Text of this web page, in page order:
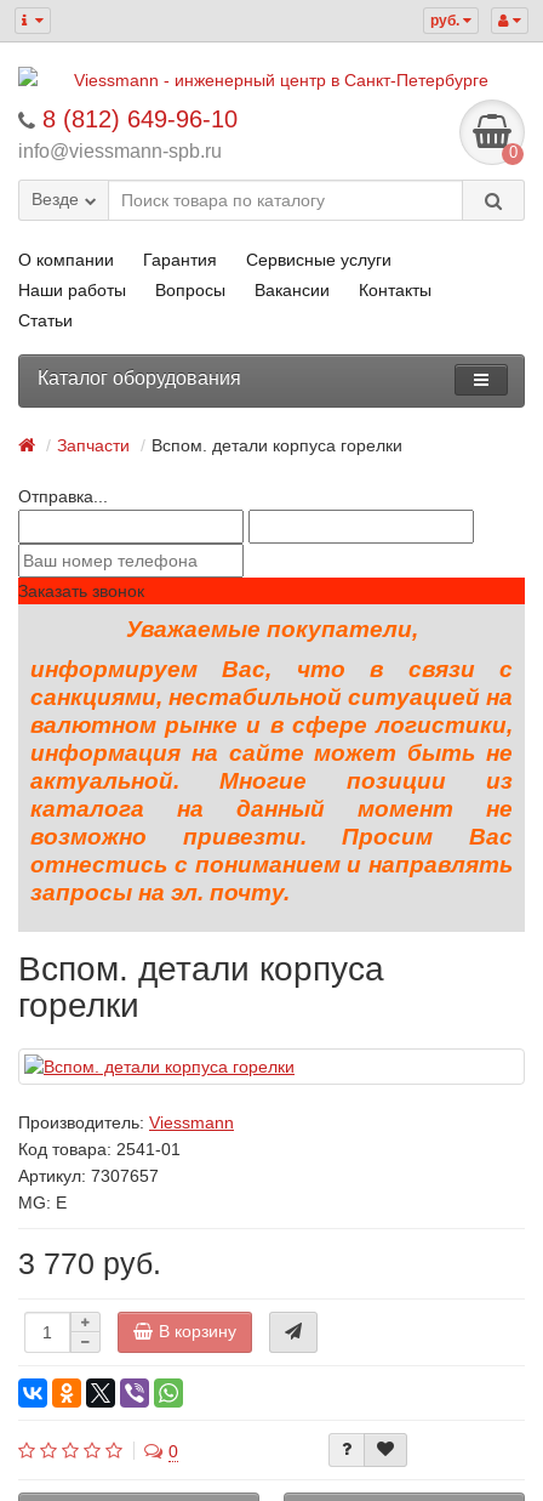
руб.
8 (812) 649-96-10
info@viessmann-spb.ru 0
Везде
О компании Гарантия
Сервисные услуги
Наши работы
Вопросы Вакансии
Контакты
Статьи
Каталог оборудования
Запчасти Вспом. детали корпуса горелки
Отправка...
Заказать звонок
Уважаемые покупатели,
информируем Вас, что в связи с
санкциями, нестабильной ситуацией на
валютном рынке и в сфере логистики,
информация на сайте может быть не
актуальной. Многие позиции из
каталога на данный момент не
возможно привезти. Просим Вас
отнестись с пониманием и направлять
запросы на эл. почту.
Вспом. детали корпуса
горелки
Производитель: Viessmann
Код товара: 2541-01
Артикул: 7307657
MG: E
3 770 руб.
В корзину
0